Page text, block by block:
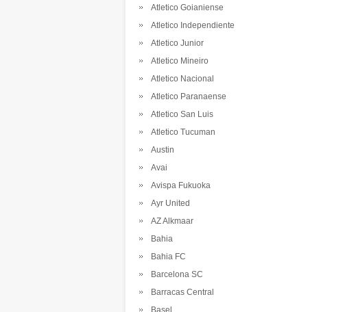
Atletico Goianiense
Atletico Independiente
Atletico Junior
Atletico Mineiro
Atletico Nacional
Atletico Paranaense
Atletico San Luis
Atletico Tucuman
Austin
Avai
Avispa Fukuoka
Ayr United
AZ Alkmaar
Bahia
Bahia FC
Barcelona SC
Barracas Central
Basel